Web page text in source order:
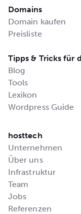
Domains
Domain kaufen
Preisliste
Tipps & Tricks für
Blog
Tools
Lexikon
Wordpress Guide
hosttech
Unternehmen
Über uns
Infrastruktur
Team
Jobs
Referenzen